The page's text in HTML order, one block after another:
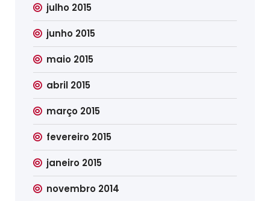
julho 2015
junho 2015
maio 2015
abril 2015
março 2015
fevereiro 2015
janeiro 2015
novembro 2014